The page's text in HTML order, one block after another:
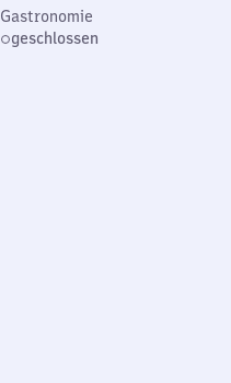
Gastronomie
geschlossen